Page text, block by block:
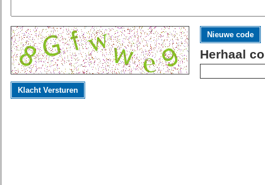
Nieuwe code
Herhaal
Klacht Versturen